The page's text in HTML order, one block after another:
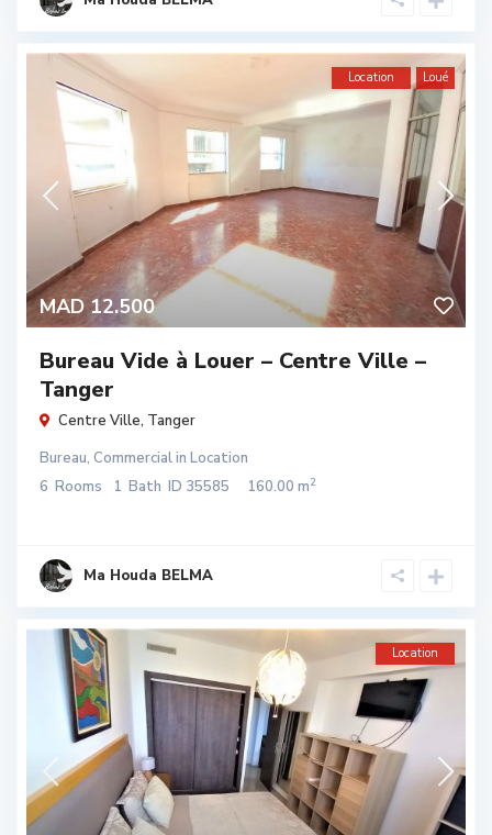
MAD 12.500
Location Loué
Bureau Vide à Louer – Centre Ville –
Tanger
Centre Ville, Tanger
Bureau, Commercialin Location
6 Rooms 1 Bath ID 35585 160.00 m2
Ma Houda BELMA
Location